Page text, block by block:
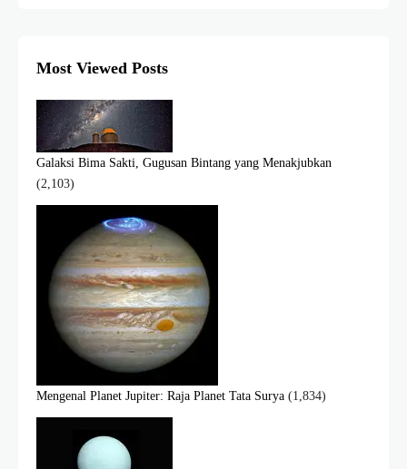
Most Viewed Posts
Galaksi Bima Sakti, Gugusan Bintang yang Menakjubkan
(2,103)
Mengenal Planet Jupiter: Raja Planet Tata Surya (1,834)